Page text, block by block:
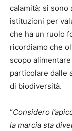
calamità: si
istituzioni per
che ha un ruolo
ricordiamo che
scopo
particolare dalle
di biodiversità.
“Considero
la marcia sta